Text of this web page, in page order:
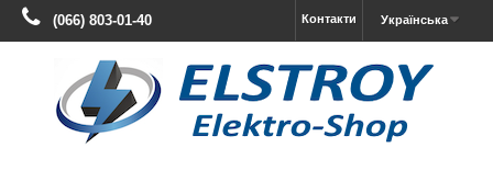
Українська
Контакти
(066) 803-01-40